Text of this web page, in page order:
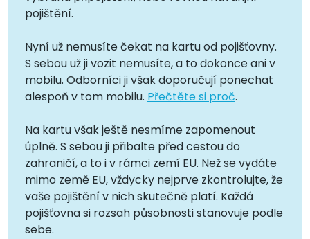
pojištění.
Nyní už nemusíte čekat na kartu od pojišťovny.
S sebou už ji vozit nemusíte, a to dokonce ani v
mobilu. Odborníci ji však doporučují ponechat
alespoň v tom mobilu. Přečtěte si proč.
Na kartu však ještě nesmíme zapomenout
úplně. S sebou ji přibalte před cestou do
zahraničí, a to i v rámci zemí EU. Než se vydáte
mimo země EU, vždycky nejprve zkontrolujte, že
vaše pojištění v nich skutečně platí. Každá
pojišťovna si rozsah působnosti stanovuje podle
sebe.